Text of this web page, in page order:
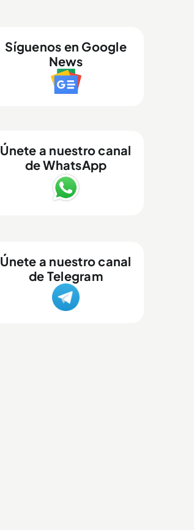
Síguenos en Google
News
Únete a nuestro canal
de WhatsApp
Únete a nuestro canal
de Telegram